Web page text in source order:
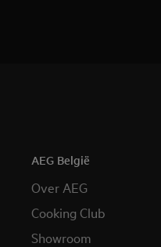
AEG België
Over AEG
Cooking Club
Showroom